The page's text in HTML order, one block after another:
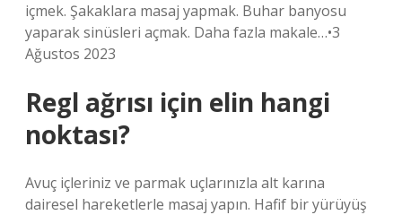
içmek. Şakaklara masaj yapmak. Buhar banyosu
yaparak sinüsleri açmak. Daha fazla makale…•3
Ağustos 2023
Regl ağrısı için elin hangi
noktası?
Avuç içleriniz ve parmak uçlarınızla alt karına
dairesel hareketlerle masaj yapın. Hafif bir yürüyüş